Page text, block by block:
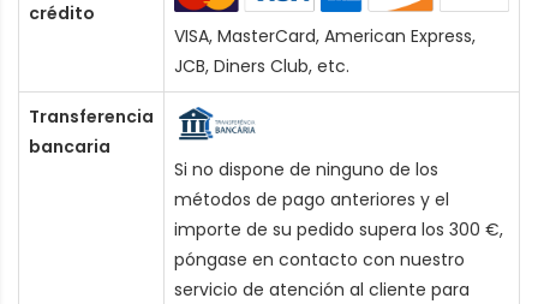
crédito
VISA, MasterCard, American Express,
JCB, Diners Club, etc.
Transferencia
bancaria
Si no dispone de ninguno de los
métodos de pago anteriores y el
importe de su pedido supera los 300 €,
póngase en contacto con nuestro
servicio de atención al cliente para